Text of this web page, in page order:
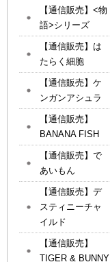
【通信販売】<物
語>シリーズ
【通信販売】は
たらく細胞
【通信販売】ケ
ンガンアシュラ
【通信販売】
BANANA FISH
【通信販売】で
あいもん
【通信販売】デ
スティニーチャ
イルド
【通信販売】
TIGER & BUNNY